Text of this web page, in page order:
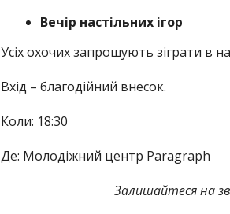
Вечір настільних ігор
Усіх охочих запрошують зіграти в
Вхід – благодійний внесок.
Коли: 18:30
Де: Молодіжний центр Paragraph
Залишайтеся на